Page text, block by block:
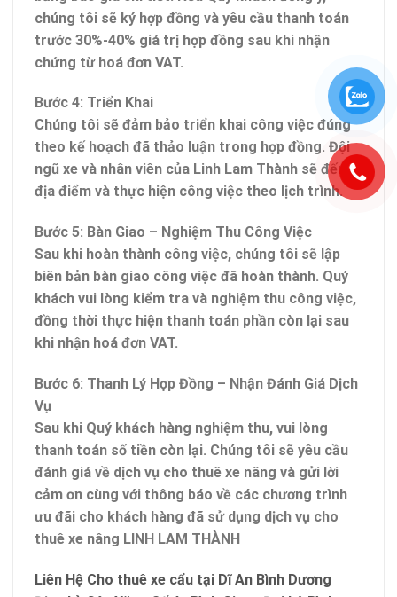
chúng tôi sẽ ký hợp đồng và yêu cầu thanh toán
trước 30%-40% giá trị hợp đồng sau khi nhận
chứng từ hoá đơn VAT.
Bước 4: Triển Khai
Chúng tôi sẽ đảm bảo triển khai công việc đúng
theo kế hoạch đã thảo luận trong hợp đồng. Đội
ngũ xe và nhân viên của Linh Lam Thành sẽ đến
địa điểm và thực hiện công việc theo lịch trình.
Bước 5: Bàn Giao – Nghiệm Thu Công Việc
Sau khi hoàn thành công việc, chúng tôi sẽ lập
biên bản bàn giao công việc đã hoàn thành. Quý
khách vui lòng kiểm tra và nghiệm thu công việc,
đồng thời thực hiện thanh toán phần còn lại sau
khi nhận hoá đơn VAT.
Bước 6: Thanh Lý Hợp Đồng – Nhận Đánh Giá Dịch
Vụ
Sau khi Quý khách hàng nghiệm thu, vui lòng
thanh toán số tiền còn lại. Chúng tôi sẽ yêu cầu
đánh giá về dịch vụ cho thuê xe nâng và gửi lời
cảm ơn cùng với thông báo về các chương trình
ưu đãi cho khách hàng đã sử dụng dịch vụ cho
thuê xe nâng LINH LAM THÀNH
Liên Hệ Cho thuê xe cẩu tại Dĩ An Bình Dương